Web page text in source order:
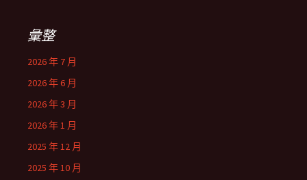
彙整
2026 年 7 月
2026 年 6 月
2026 年 3 月
2026 年 1 月
2025 年 12 月
2025 年 10 月